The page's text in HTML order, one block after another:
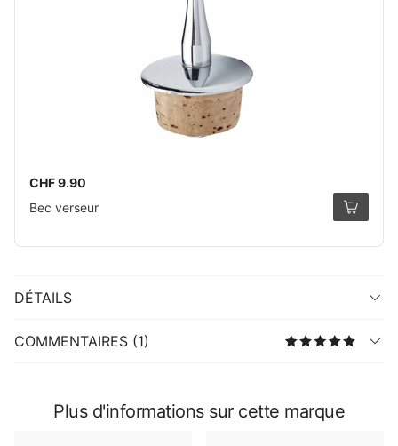
CHF 9.90
Bec verseur
DÉTAILS
COMMENTAIRES (1)
Plus d'informations sur cette marque